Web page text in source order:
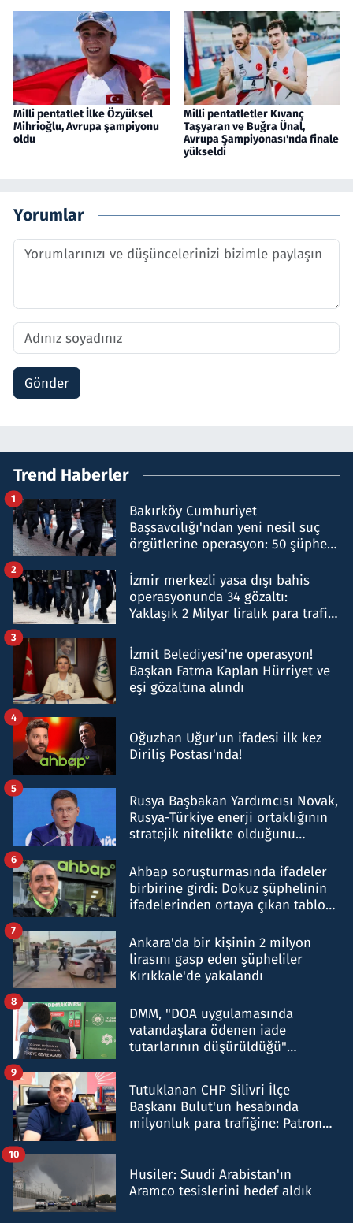
Milli pentatlet İlke Özyüksel
Mihrioğlu, Avrupa şampiyonu
oldu
Milli pentatletler Kıvanç
Taşyaran ve Buğra Ünal,
Avrupa Şampiyonası'nda finale
yükseldi
Yorumlar
Gönder
Trend Haberler
Bakırköy Cumhuriyet
Başsavcılığı'ndan yeni nesil suç
örgütlerine operasyon: 50 şüpheli
1
İzmir merkezli yasa dışı bahis
operasyonunda 34 gözaltı:
Yaklaşık 2 Milyar liralık para trafiği
2
İzmit Belediyesi'ne operasyon!
Başkan Fatma Kaplan Hürriyet ve
eşi gözaltına alındı
3
Oğuzhan Uğur’un ifadesi ilk kez
Diriliş Postası'nda!
4
Rusya Başbakan Yardımcısı Novak,
Rusya-Türkiye enerji ortaklığının
stratejik nitelikte olduğunu
5
Ahbap soruşturmasında ifadeler
birbirine girdi: Dokuz şüphelinin
ifadelerinden ortaya çıkan tablo
6
Ankara'da bir kişinin 2 milyon
lirasını gasp eden şüpheliler
Kırıkkale'de yakalandı
7
DMM, "DOA uygulamasında
vatandaşlara ödenen iade
tutarlarının düşürüldüğü"
8
Tutuklanan CHP Silivri İlçe
Başkanı Bulut'un hesabında
milyonluk para trafiğine: Patron
9
Husiler: Suudi Arabistan'ın
Aramco tesislerini hedef aldık
10